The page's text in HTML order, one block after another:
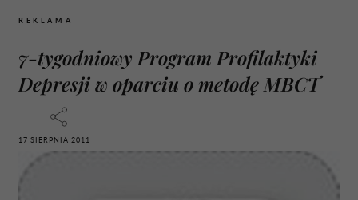
REKLAMA
7-tygodniowy Program Profilaktyki
Depresji w oparciu o metodę MBCT
17 SIERPNIA 2011